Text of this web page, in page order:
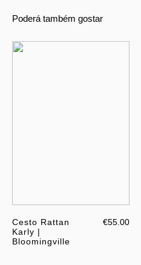
Poderá também gostar
Cesto Rattan
Karly |
Bloomingville
€55.00